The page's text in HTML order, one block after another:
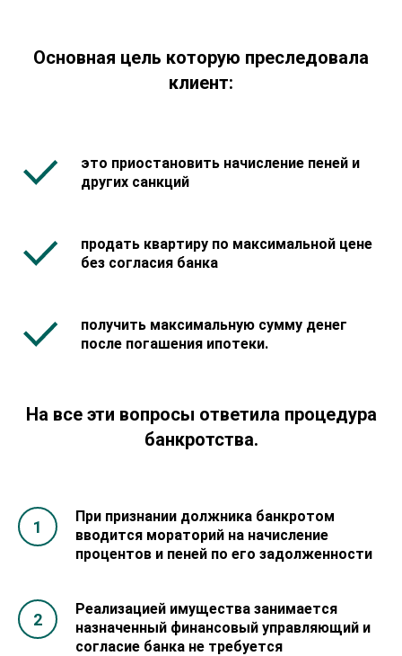
Основная цель которую преследовала
клиент:
это приостановить начисление пеней и
других санкций
продать квартиру по максимальной цене
без согласия банка
получить максимальную сумму денег
после погашения ипотеки.
На все эти вопросы ответила процедура
банкротства.
При признании должника банкротом
вводится мораторий на начисление
процентов и пеней по его задолженности
Реализацией имущества занимается
назначенный финансовый управляющий и
согласие банка не требуется